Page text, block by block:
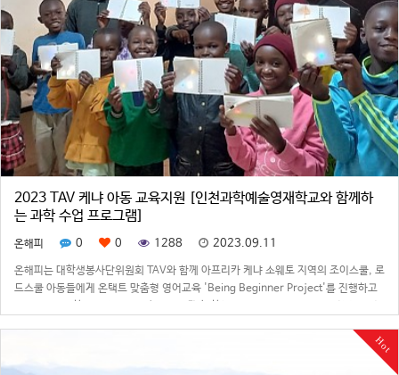
2023 TAV 케냐 아동 교육지원 [인천과학예술영재학교와 함께하
는 과학 수업 프로그램]
온해피 0 0 1288 2023.09.11
온해피는 대학생봉사단위원회 TAV와 함께 아프리카 케냐 소웨토 지역의 조이스쿨, 로
드스쿨 아동들에게 온택트 맞춤형 영어교육 'Being Beginner Project'를 진행하고
Hot